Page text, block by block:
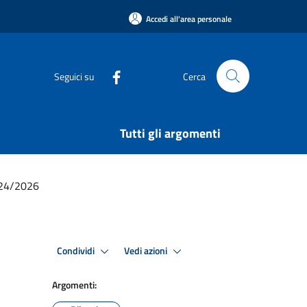
Accedi all'area personale
Seguici su Cerca
Tutti gli argomenti
2026
Condividi Vedi azioni
Argomenti: